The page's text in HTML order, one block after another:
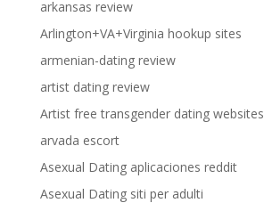
arkansas review
Arlington+VA+Virginia hookup sites
armenian-dating review
artist dating review
Artist free transgender dating websites
arvada escort
Asexual Dating aplicaciones reddit
Asexual Dating siti per adulti